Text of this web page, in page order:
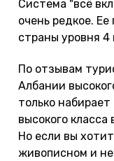
Система "всё
очень редкое.
страны уровня 4
По отзывам
Албании
только
высокого
Но если вы
живописном и